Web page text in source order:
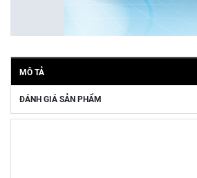
MÔ TẢ
ĐÁNH GIÁ SẢN PHẨM